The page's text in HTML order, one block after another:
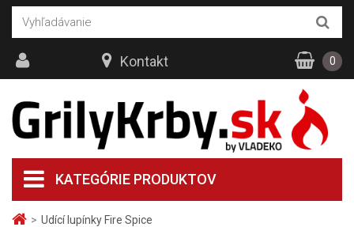
> Udící lupínky Fire Spice
KATEGÓRIE PRODUKTOV
Kontakt 0